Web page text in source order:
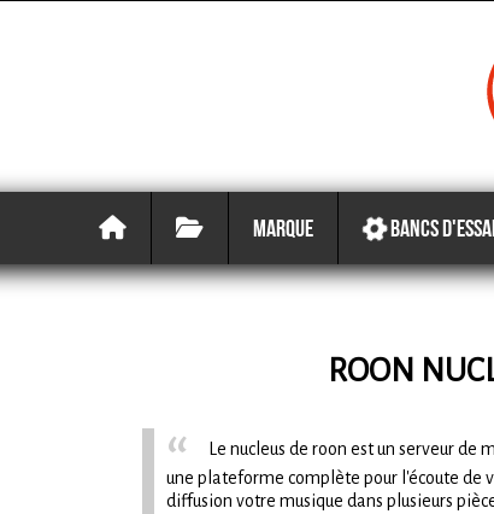
MARQUE BANCS D'ESSAI
ROON
Le nucleus de roon est un serveur
une plateforme complète pour l'écoute de
diffusion votre musique dans plusieurs